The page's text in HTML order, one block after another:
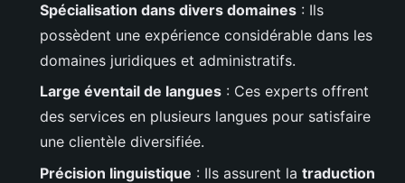
Spécialisation dans divers domaines : Ils
possèdent une expérience considérable dans les
domaines juridiques et administratifs.
Large éventail de langues : Ces experts offrent
des services en plusieurs langues pour satisfaire
une clientèle diversifiée.
Précision linguistique : Ils assurent la traduction